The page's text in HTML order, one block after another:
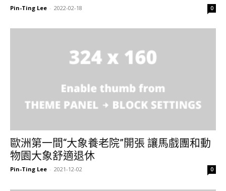
Pin-Ting Lee - 2022-02-18 0
歐洲第一間“大象養老院”開張 讓馬戲團和動
物園大象舒適退休
Pin-Ting Lee - 2021-12-02 0